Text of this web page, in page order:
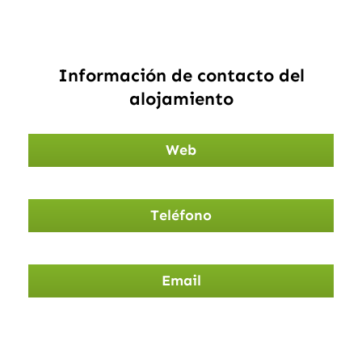
Información de contacto del
alojamiento
Web
Teléfono
Email